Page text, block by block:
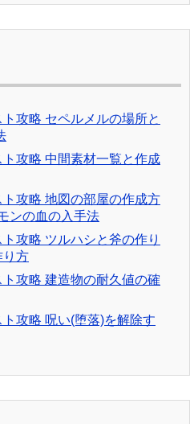
攻略 セペルメルの場所と
攻略 中間素材一覧と作成
攻略 地図の部屋の作成方
ンの血の入手法
攻略 ツルハシと斧の作り
り方
攻略 建造物の耐久値の確
攻略 呪い(堕落)を解除す